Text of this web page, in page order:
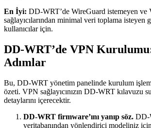
En İyi: DD-WRT’de WireGuard istemeyen ve
sağlayıcılarından minimal veri toplama isteyen
kullanıcılar için.
DD-WRT’de VPN
Adımlar
Bu, DD-WRT yönetim panelinde kurulum
özeti. VPN sağlayıcınızın DD-WRT kılavuzu
detaylarını içerecektir.
DD-WRT firmware’ını yanıp söz. DD-
veritabanından yönlendirici modeliniz